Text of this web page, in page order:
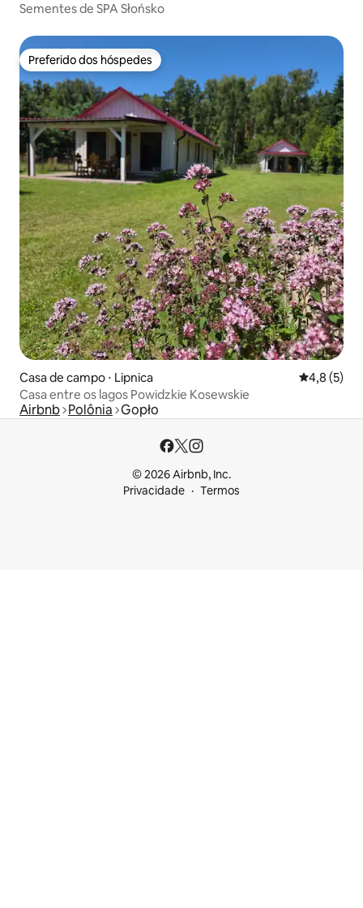
Sementes de SPA Słońsko
Preferido dos hóspedes
Preferido dos hóspedes
Casa de campo ⋅ Lipnica 4,8 de
4,8 (5)
Casa entre os lagos Powidzkie Kosewskie
Airbnb Polônia Gopło
© 2026 Airbnb, Inc.
Privacidade
Termos